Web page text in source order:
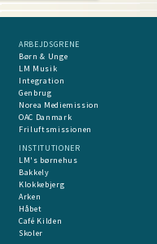
ARBEJDSGRENE
Børn & Unge
LM Musik
Integration
Genbrug
Norea Mediemission
OAC Danmark
Friluftsmissionen
INSTITUTIONER
LM's børnehus
Bakkely
Klokkebjerg
Arken
Håbet
Café Kilden
Skoler